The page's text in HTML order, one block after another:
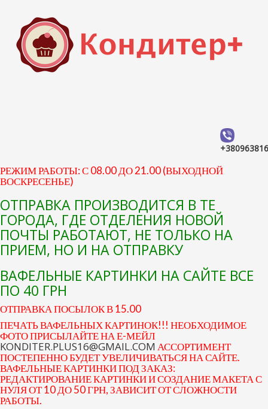
РЕЖИМ РАБОТЫ: С 08.00 ДО 21.00 (ВЫХОДНОЙ
ВОСКРЕСЕНЬЕ)
ОТПРАВКА ПРОИЗВОДИТСЯ В ТЕ
ГОРОДА, ГДЕ ОТДЕЛЕНИЯ НОВОЙ
ПОЧТЫ РАБОТАЮТ, НЕ ТОЛЬКО НА
ПРИЕМ, НО И НА ОТПРАВКУ
ВАФЕЛЬНЫЕ КАРТИНКИ НА САЙТЕ ВСЕ
ПО 40 ГРН
ОТПРАВКА ПОСЫЛОК В 15.00
ПЕЧАТЬ ВАФЕЛЬНЫХ КАРТИНОК!!! НЕОБХОДИМОЕ
ФОТО ПРИСЫЛАЙТЕ НА Е-МЕЙЛ
KONDITER.PLUS16@GMAIL.COM АССОРТИМЕНТ
ПОСТЕПЕННО БУДЕТ УВЕЛИЧИВАТЬСЯ НА САЙТЕ.
ВАФЕЛЬНЫЕ КАРТИНКИ ПОД ЗАКАЗ:
РЕДАКТИРОВАНИЕ КАРТИНКИ И СОЗДАНИЕ МАКЕТА С
НУЛЯ ОТ 10 ДО 50 ГРН, ЗАВИСИТ ОТ СЛОЖНОСТИ
РАБОТЫ.